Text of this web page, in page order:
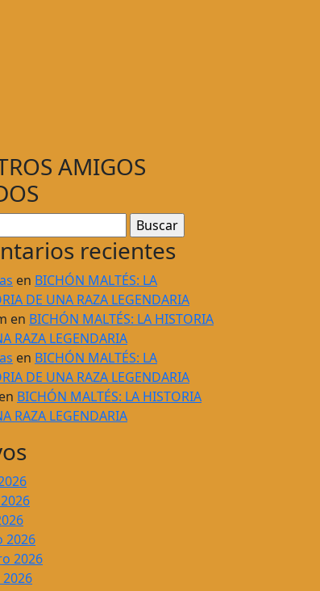
AMIGOS
recientes
en BICHÓN MALTÉS: LA
DE UNA RAZA LEGENDARIA
en BICHÓN MALTÉS: LA HISTORIA
RAZA LEGENDARIA
en BICHÓN MALTÉS: LA
DE UNA RAZA LEGENDARIA
en BICHÓN MALTÉS: LA HISTORIA
RAZA LEGENDARIA
2026
2026